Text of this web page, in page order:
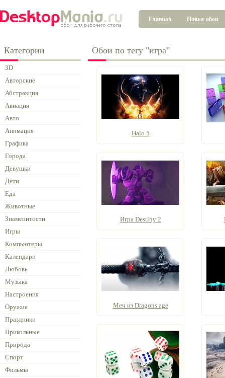
Главная Новые обои
Категории
3D
Авторские
Абстракция
Авиация
Авто
Анимация
Графика
Города
Девушки
Дети
Еда
Животные
Знаменитости
Игры
Компьютеры
Календари
Любовь
Музыка
Настроения
Оружие
Праздники
Прикольные
Природа
Спорт
Фильмы
Обои по тегу "игра"
Halo 5
Игра Destiny 2
Меч из Dragons age